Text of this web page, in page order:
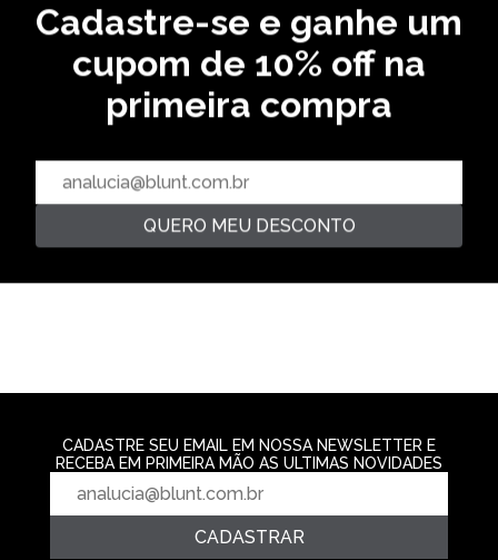
VOCÊ PODE GOSTAR
CAMISETA OVERSIZED BOOGIE
R$ 169,99
3‌x de R$ 56,66
CAMISETA LETTERING - BEGE
R$ 159,99
Cadastre-se e ganhe um
cupom de 10% off na
primeira compra
QUERO MEU DESCONTO
CADASTRE SEU EMAIL EM NOSSA NEWSLETTER E
RECEBA EM PRIMEIRA MÃO AS ULTIMAS NOVIDADES
CADASTRAR